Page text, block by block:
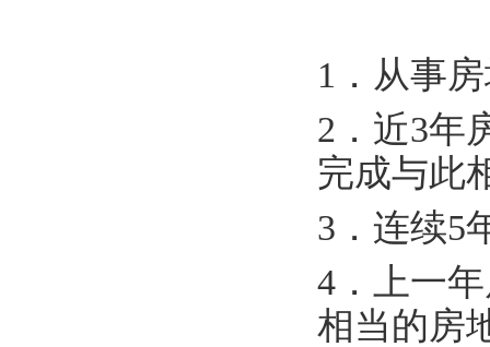
1．从事
2．近3年
完成与
3．连续
4．上一
相当的